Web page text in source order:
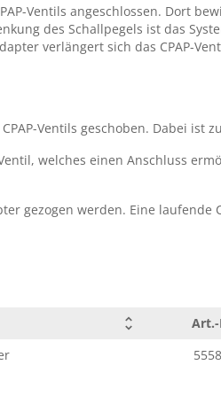
Ventils angeschlossen. Dort
des Schallpegels ist das
verlängert sich das CPAP-
Ventils geschoben. Dabei
welches einen Anschluss
gezogen werden. Eine laufende